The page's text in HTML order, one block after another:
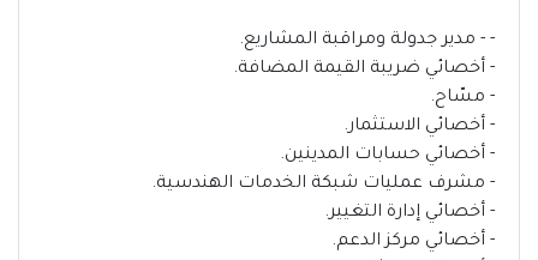
- - مدير جدولة ومراقبة المشاريع.
- أخصائي ضريبة القيمة المضافة.
- مسّاح.
- أخصائي الاستثمار.
- أخصائي حسابات المدينين.
- مشرف عمليات شبكة الخدمات الهندسية.
- أخصائي إدارة التغيير.
- أخصائي مركز الدعم.